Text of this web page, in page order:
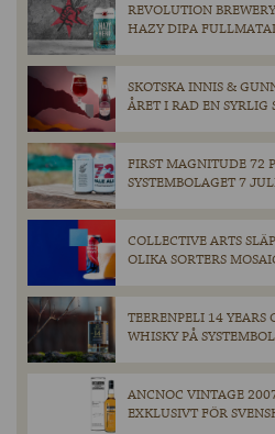
REVOLUTION
HAZY DIPA
SKOTSKA INNIS &
ÅRET I RAD EN SYRLIG
FIRST MAGNITUDE 72
SYSTEMBOLAGET 7
COLLECTIVE ARTS
OLIKA SORTERS
TEERENPELI 14
WHISKY PÅ
ANCNOC VINTAGE
EXKLUSIVT FÖR